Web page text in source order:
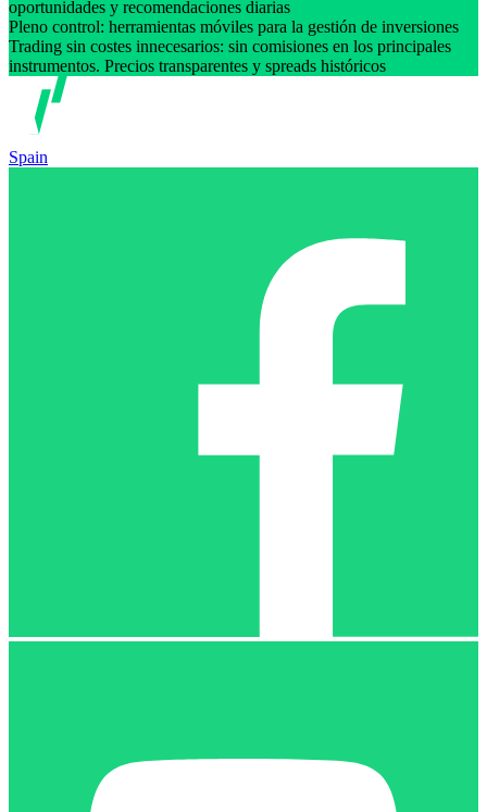
oportunidades y recomendaciones diarias
Pleno control: herramientas móviles para la gestión de inversiones
Trading sin costes innecesarios: sin comisiones en los principales
instrumentos. Precios transparentes y spreads históricos
Spain